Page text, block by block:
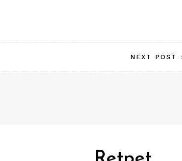
NEXT POST